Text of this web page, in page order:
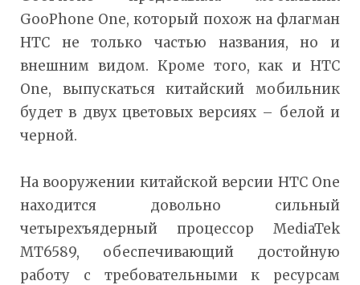
GooPhone One, который похож на флагман
HTC не только частью названия, но и
внешним видом. Кроме того, как и HTC
One, выпускаться китайский мобильник
будет в двух цветовых версиях – белой и
черной.
На вооружении китайской версии HTC One
находится довольно сильный
четырехъядерный процессор MediaTek
MT6589, обеспечивающий достойную
работу с требовательными к ресурсам